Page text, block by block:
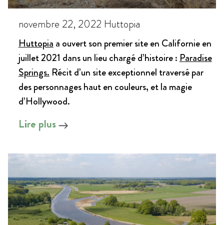
novembre 22, 2022 Huttopia
Huttopia a ouvert son premier site en Californie en
juillet 2021 dans un lieu chargé d’histoire : Paradise
Springs. Récit d’un site exceptionnel traversé par
des personnages haut en couleurs, et la magie
d’Hollywood.
Lire plus